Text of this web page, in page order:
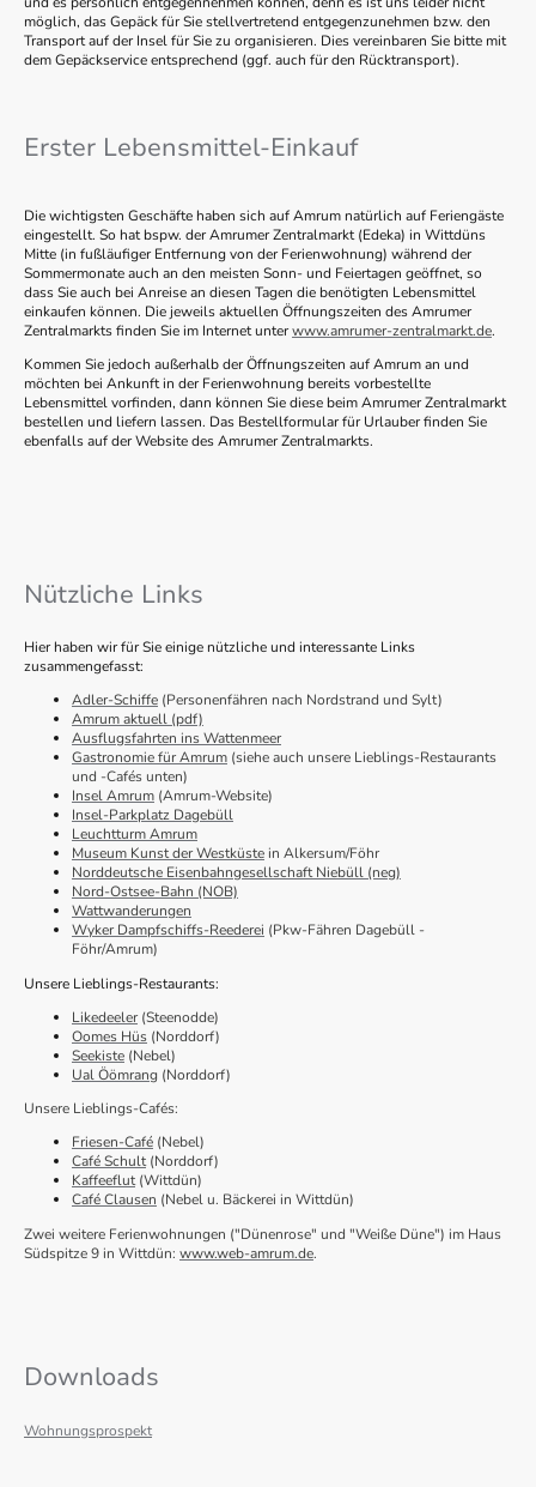
möglich, das Gepäck für Sie stellvertretend entgegenzunehmen bzw. den
Transport auf der Insel für Sie zu organisieren. Dies vereinbaren Sie bitte mit
dem Gepäckservice entsprechend (ggf. auch für den Rücktransport).
Erster Lebensmittel-Einkauf
Die wichtigsten Geschäfte haben sich auf Amrum natürlich auf Feriengäste
eingestellt. So hat bspw. der Amrumer Zentralmarkt (Edeka) in Wittdüns
Mitte (in fußläufiger Entfernung von der Ferienwohnung) während der
Sommermonate auch an den meisten Sonn- und Feiertagen geöffnet, so
dass Sie auch bei Anreise an diesen Tagen die benötigten Lebensmittel
einkaufen können. Die jeweils aktuellen Öffnungszeiten des Amrumer
Zentralmarkts finden Sie im Internet unterwww.amrumer-zentralmarkt.de.
Kommen Sie jedoch außerhalb der Öffnungszeiten auf Amrum an und
möchten bei Ankunft in der Ferienwohnung bereits vorbestellte
Lebensmittel vorfinden, dann können Sie diese beim Amrumer Zentralmarkt
bestellen und liefern lassen. Das Bestellformular für Urlauber finden Sie
ebenfalls auf der Website des Amrumer Zentralmarkts.
Nützliche Links
Hier haben wir für Sie einige nützliche und interessante Links
zusammengefasst:
Adler-Schiffe (Personenfähren nach Nordstrand und Sylt)
Amrum aktuell (pdf)
Ausflugsfahrten ins Wattenmeer
Gastronomie für Amrum (siehe auch unsere Lieblings-Restaurants
und -Cafés unten)
Insel Amrum (Amrum-Website)
Insel-Parkplatz Dagebüll
Leuchtturm Amrum
Museum Kunst der Westküste in Alkersum/Föhr
Norddeutsche Eisenbahngesellschaft Niebüll (neg)
Nord-Ostsee-Bahn (NOB)
Wattwanderungen
Wyker Dampfschiffs-Reederei (Pkw-Fähren Dagebüll -
Föhr/Amrum)
Unsere Lieblings-Restaurants:
Likedeeler (Steenodde)
Oomes Hüs (Norddorf)
Seekiste (Nebel)
Ual Öömrang (Norddorf)
Unsere Lieblings-Cafés:
Friesen-Café (Nebel)
Café Schult(Norddorf)
Kaffeeflut(Wittdün)
Café Clausen (Nebel u. Bäckerei in Wittdün)
​Zwei weitere Ferienwohnungen ("Dünenrose" und "Weiße Düne") im Haus
Südspitze 9 in Wittdün: www.web-amrum.de.
Downloads
Wohnungsprospekt